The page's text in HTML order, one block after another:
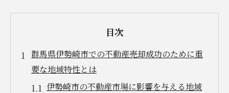
目次
群馬県伊勢崎市での不動産売却成功のために重
要な地域特性とは
伊勢崎市の不動産市場に影響を与える地域